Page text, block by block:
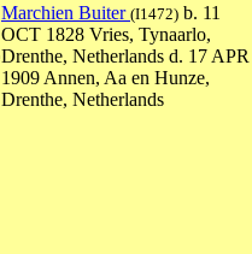
Marchien Buiter (I1472) b. 11
OCT 1828 Vries, Tynaarlo,
Drenthe, Netherlands d. 17 APR
1909 Annen, Aa en Hunze,
Drenthe, Netherlands